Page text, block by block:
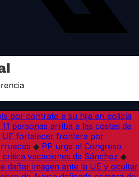
por contrato a su hija en policía
personas arriba a las costas de
UE fortalecer frontera por
◆ PP urge al Congreso
vacaciones de Sánchez ◆
dañar imagen ante la UE y ocultar